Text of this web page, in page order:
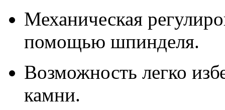
Механическая
помощью шпинделя.
Возможность легко
камни.